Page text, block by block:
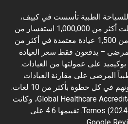
الطبية تأسست في كييف،
أوكرانيا، عام 2014. استقبلت أكثر من 1,000,000 استفسار من
المرضى وتتعاون مع أكثر من 1,500 عيادة معتمدة في أكثر من
للمرضى – يدفعون فقط سعر العيادة
على عمولتها من العيادات.
المرضى على مقارنة العيادات
والأطباء الموثّقين، ويرافقونهم في كل خطوة بأكثر من 10 لغات.
تحمل المنصة شهادة Global Healthcare Accreditation، وكانت
معتمدة سابقاً من Temos (2024–2025). تقييمها 4.6 على